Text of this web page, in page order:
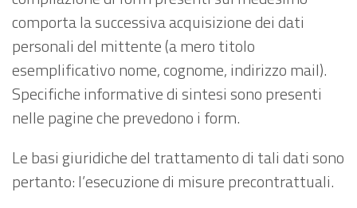
comporta la successiva acquisizione dei dati
personali del mittente (a mero titolo
esemplificativo nome, cognome, indirizzo mail).
Specifiche informative di sintesi sono presenti
nelle pagine che prevedono i form.
Le basi giuridiche del trattamento di tali dati sono
pertanto: l’esecuzione di misure precontrattuali.